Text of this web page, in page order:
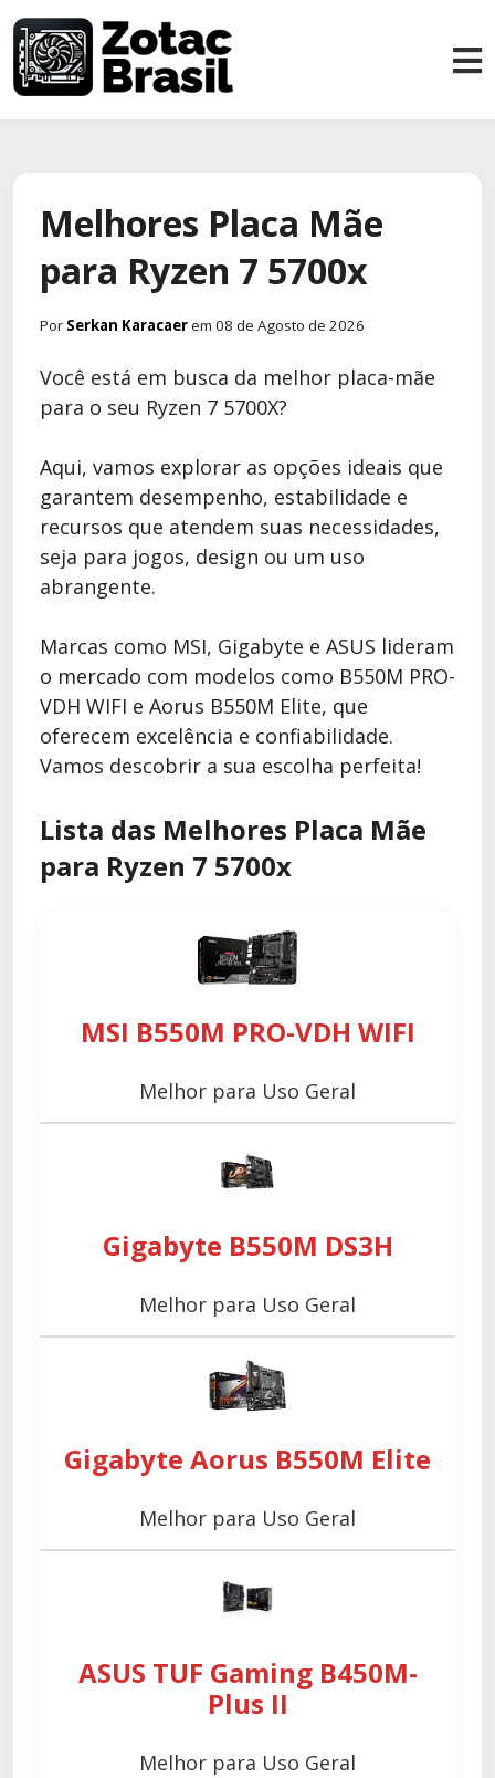
Melhores Placa Mãe
para Ryzen 7 5700x
Por Serkan Karacaerem 08 de Agosto de 2026
Você está em busca da melhor placa-mãe
para o seu Ryzen 7 5700X?
Aqui, vamos explorar as opções ideais que
garantem desempenho, estabilidade e
recursos que atendem suas necessidades,
seja para jogos, design ou um uso
abrangente.
Marcas como MSI, Gigabyte e ASUS lideram
o mercado com modelos como B550M PRO-
VDH WIFI e Aorus B550M Elite, que
oferecem excelência e confiabilidade.
Vamos descobrir a sua escolha perfeita!
Lista das Melhores Placa Mãe
para Ryzen 7 5700x
MSI B550M PRO-VDH WIFI
Melhor para Uso Geral
Gigabyte B550M DS3H
Melhor para Uso Geral
Gigabyte Aorus B550M Elite
Melhor para Uso Geral
ASUS TUF Gaming B450M-
Plus II
Melhor para Uso Geral